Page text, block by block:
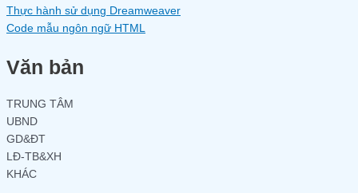
Thực hành sử dụng Dreamweaver
Code mẫu ngôn ngữ HTML
Văn bản
TRUNG TÂM
UBND
GD&ĐT
LĐ-TB&XH
KHÁC